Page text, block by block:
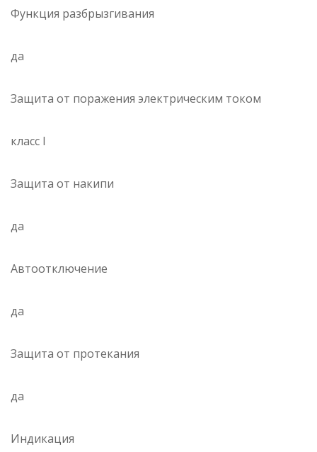
Функция разбрызгивания
да
Защита от поражения электрическим током
класс I
Защита от накипи
да
Автоотключение
да
Защита от протекания
да
Индикация